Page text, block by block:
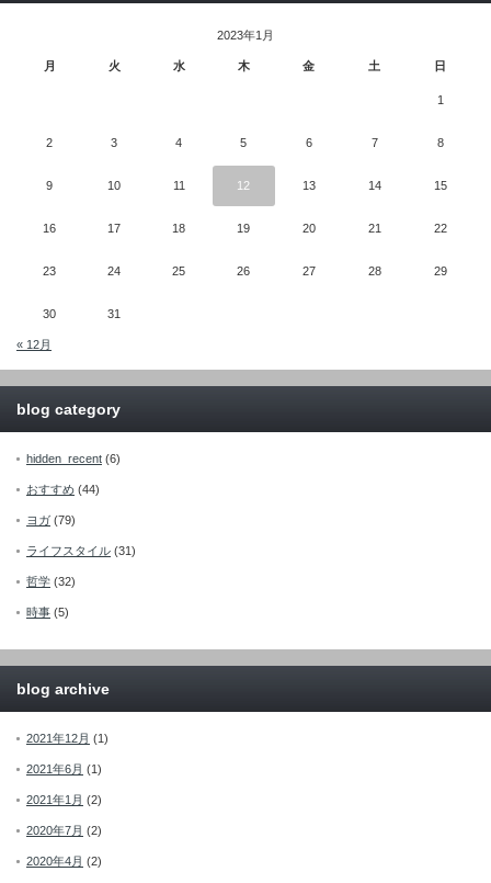
2023年1月
月 火 水 木 金 土 日
1
2 3 4 5 6 7 8
9 10 11 12 13 14 15
16 17 18 19 20 21 22
23 24 25 26 27 28 29
30 31
« 12月
blog category
hidden_recent (6)
おすすめ (44)
ヨガ (79)
ライフスタイル (31)
哲学 (32)
時事 (5)
blog archive
2021年12月 (1)
2021年6月 (1)
2021年1月 (2)
2020年7月 (2)
2020年4月 (2)